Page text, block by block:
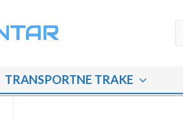
TRANSPORTNE TRAKE
a
m